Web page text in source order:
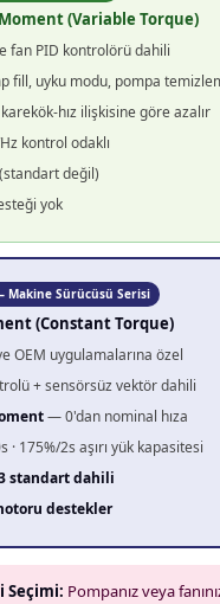
(Variable Torque)
fan PID kontrolörü dahili
fill, uyku modu, pompa
hız ilişkisine göre azalır
kontrol odaklı
değil)
yok
Makine Sürücüsü Serisi
(Constant Torque)
OEM uygulamalarına özel
+ sensörsüz vektör dahili
— 0'dan nominal hıza
· 175%/2s aşırı yük kapasitesi
standart dahili
destekler
Seçimi: Pompanız veya